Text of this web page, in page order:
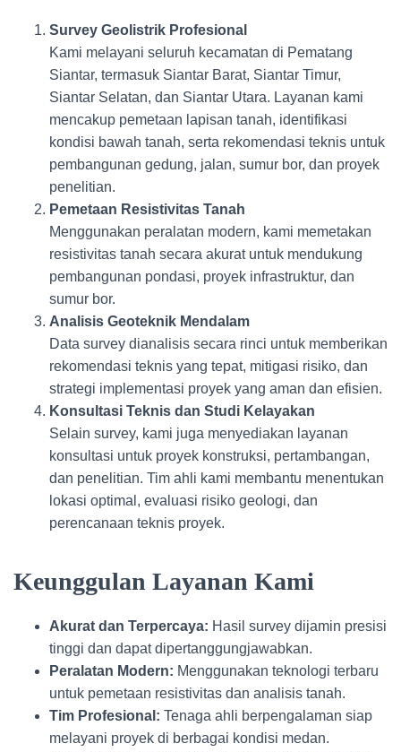
Survey Geolistrik Profesional
Kami melayani seluruh kecamatan di Pematang
Siantar, termasuk Siantar Barat, Siantar Timur,
Siantar Selatan, dan Siantar Utara. Layanan kami
mencakup pemetaan lapisan tanah, identifikasi
kondisi bawah tanah, serta rekomendasi teknis untuk
pembangunan gedung, jalan, sumur bor, dan proyek
penelitian.
Pemetaan Resistivitas Tanah
Menggunakan peralatan modern, kami memetakan
resistivitas tanah secara akurat untuk mendukung
pembangunan pondasi, proyek infrastruktur, dan
sumur bor.
Analisis Geoteknik Mendalam
Data survey dianalisis secara rinci untuk memberikan
rekomendasi teknis yang tepat, mitigasi risiko, dan
strategi implementasi proyek yang aman dan efisien.
Konsultasi Teknis dan Studi Kelayakan
Selain survey, kami juga menyediakan layanan
konsultasi untuk proyek konstruksi, pertambangan,
dan penelitian. Tim ahli kami membantu menentukan
lokasi optimal, evaluasi risiko geologi, dan
perencanaan teknis proyek.
Keunggulan Layanan Kami
Akurat dan Terpercaya: Hasil survey dijamin presisi
tinggi dan dapat dipertanggungjawabkan.
Peralatan Modern: Menggunakan teknologi terbaru
untuk pemetaan resistivitas dan analisis tanah.
Tim Profesional: Tenaga ahli berpengalaman siap
melayani proyek di berbagai kondisi medan.